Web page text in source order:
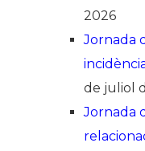
2026
Jornada
de juliol
Jornada